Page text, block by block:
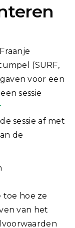
(SURF,
voor een
sessie
sessie af met
de
toe hoe ze
van het